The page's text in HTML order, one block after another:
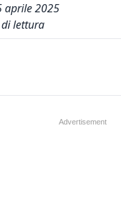
aprile 2025
lettura